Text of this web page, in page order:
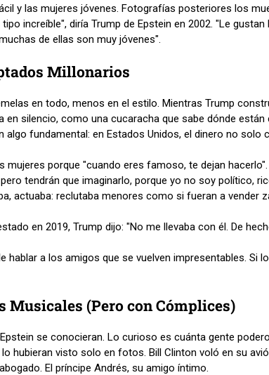
y las mujeres jóvenes. Fotografías posteriores los
increíble", diría Trump de Epstein en 2002. "Le gustan
de ellas son muy jóvenes".
Millonarios
en todo, menos en el estilo. Mientras Trump
en silencio, como una cucaracha que sabe dónde están
algo fundamental: en Estados Unidos, el dinero no solo
mujeres porque "cuando eres famoso, te dejan
tendrán que imaginarlo, porque yo no soy político,
actuaba: reclutaba menores como si fueran a vender
en 2019, Trump dijo: "No me llevaba con él. De
hablar a los amigos que se vuelven impresentables. Si
Musicales (Pero con Cómplices)
se conocieran. Lo curioso es cuánta gente
hubieran visto solo en fotos. Bill Clinton voló en su
El príncipe Andrés, su amigo íntimo.